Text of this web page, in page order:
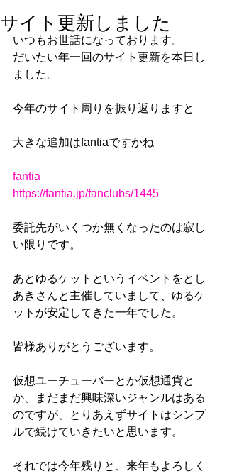
サイト更新しました
いつもお世話になっております。
だいたい年一回のサイト更新を本日し
ました。
今年のサイト周りを振り返りますと
大きな追加はfantiaですかね
fantia
https://fantia.jp/fanclubs/1445
委託先がいくつか無くなったのは寂し
い限りです。
あとゆるケットというイベントをとし
あきさんと主催していまして、ゆるケ
ットが安定してきた一年でした。
皆様ありがとうございます。
仮想ユーチューバーとか仮想通貨と
か、まだまだ興味深いジャンルはある
のですが、とりあえずサイトはシンプ
ルで続けていきたいと思います。
それでは今年残りと、来年もよろしく